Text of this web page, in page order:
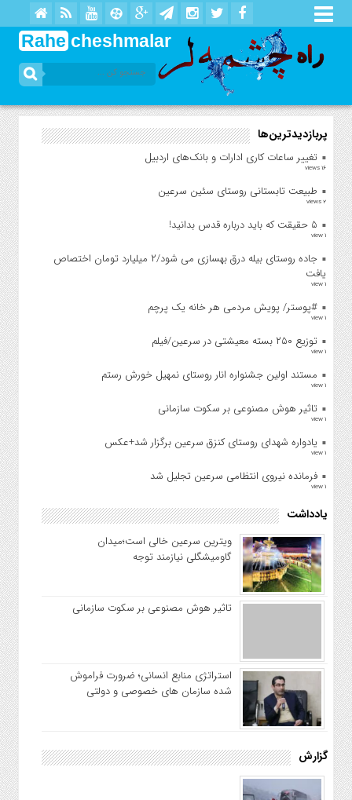
Rahe cheshmalar
پربازدیدترین‌ها
تغییر ساعات کاری ادارات و بانک‌های اردبیل
16 views
طبیعت تابستانی روستای سئین سرعین
2 views
۵ حقیقت که باید درباره قدس بدانید!
1 view
جاده روستای بیله درق بهسازی می شود/۲ میلیارد تومان اختصاص
یافت
1 view
#پوستر/ پویش مردمی هر خانه یک پرچم
1 view
توزیع ۲۵۰ بسته معیشتی در سرعین/فیلم
1 view
مستند اولین جشنواره انار روستای نمهیل خورش رستم
1 view
تاثیر هوش مصنوعی بر سکوت سازمانی
1 view
یادواره شهدای روستای کنزق سرعین برگزار شد+عکس
1 view
فرمانده نیروی انتظامی سرعین تجلیل شد
1 view
یادداشت
ویترین سرعین خالی است؛میدان
گاومیشگلی نیازمند توجه
تاثیر هوش مصنوعی بر سکوت سازمانی
استراتژی منابع انسانی؛ ضرورت فراموش
شده سازمان های خصوصی و دولتی
گزارش